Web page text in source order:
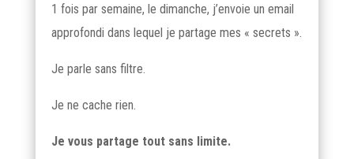
1 fois par semaine, le dimanche, j’envoie un email
approfondi dans lequel je partage mes « secrets ».
Je parle sans filtre.
Je ne cache rien.
Je vous partage tout sans limite.